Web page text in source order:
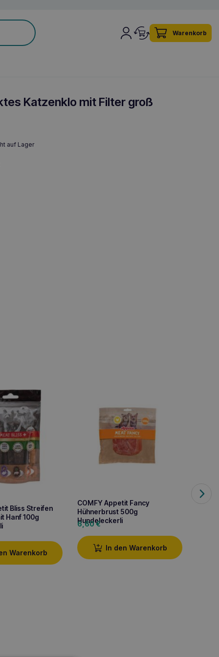
Warenkorb
Katzenklo mit Filter groß
auf Lager
Bliss Streifen
Hanf 100g
Warenkorb
COMFY Appetit Fancy
Hühnerbrust 500g
Hundeleckerli
6,60€
In den Warenkorb